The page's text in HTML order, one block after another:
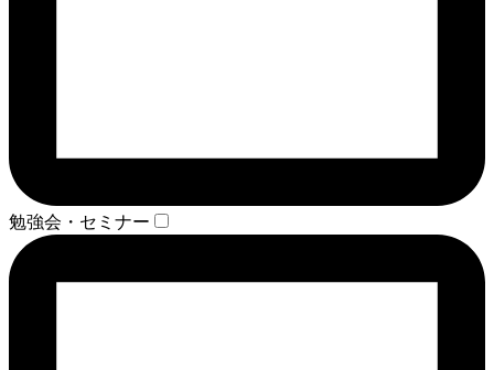
勉強会・セミナー